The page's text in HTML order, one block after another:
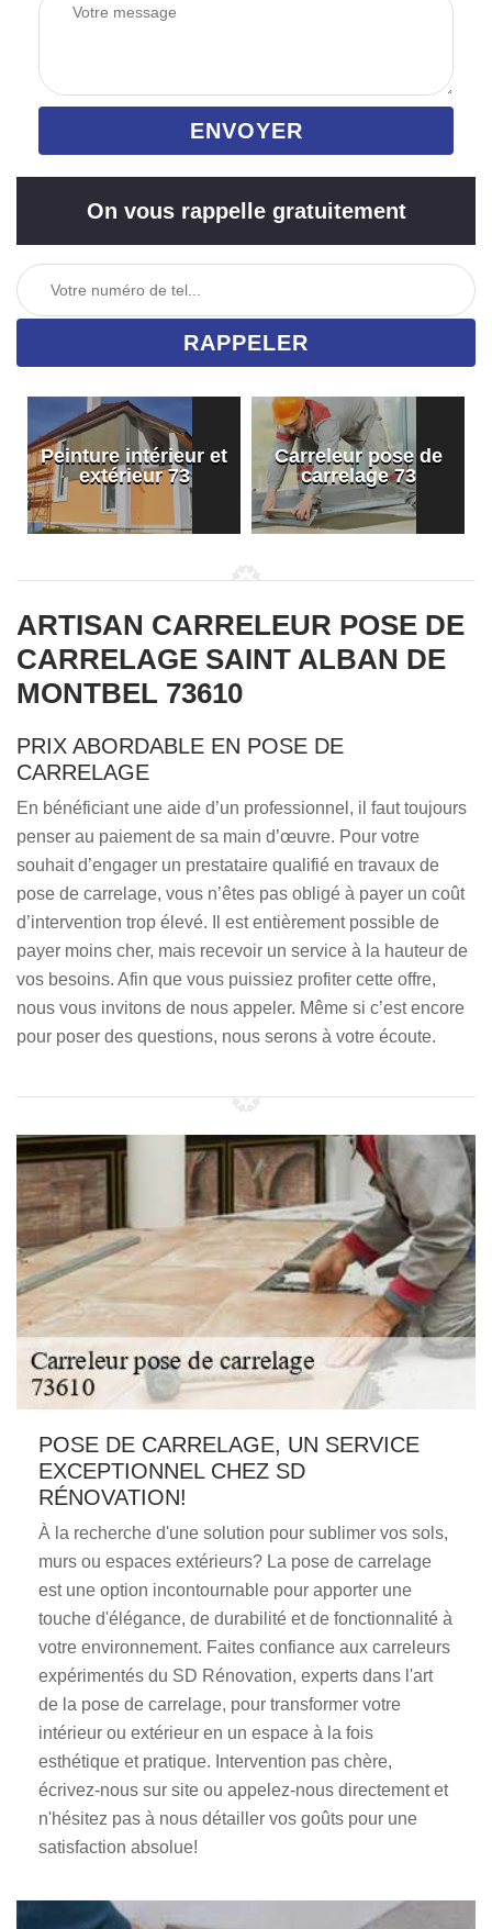
On vous rappelle gratuitement
Peinture intérieur et
extérieur 73
Carreleur pose de
carrelage 73
ARTISAN CARRELEUR POSE DE
CARRELAGE SAINT ALBAN DE
MONTBEL 73610
PRIX ABORDABLE EN POSE DE
CARRELAGE
En bénéficiant une aide d’un professionnel, il faut toujours
penser au paiement de sa main d’œuvre. Pour votre
souhait d’engager un prestataire qualifié en travaux de
pose de carrelage, vous n’êtes pas obligé à payer un coût
d’intervention trop élevé. Il est entièrement possible de
payer moins cher, mais recevoir un service à la hauteur de
vos besoins. Afin que vous puissiez profiter cette offre,
nous vous invitons de nous appeler. Même si c’est encore
pour poser des questions, nous serons à votre écoute.
POSE DE CARRELAGE, UN SERVICE
EXCEPTIONNEL CHEZ SD
RÉNOVATION!
À la recherche d'une solution pour sublimer vos sols,
murs ou espaces extérieurs? La pose de carrelage
est une option incontournable pour apporter une
touche d'élégance, de durabilité et de fonctionnalité à
votre environnement. Faites confiance aux carreleurs
expérimentés du SD Rénovation, experts dans l'art
de la pose de carrelage, pour transformer votre
intérieur ou extérieur en un espace à la fois
esthétique et pratique. Intervention pas chère,
écrivez-nous sur site ou appelez-nous directement et
n'hésitez pas à nous détailler vos goûts pour une
satisfaction absolue!